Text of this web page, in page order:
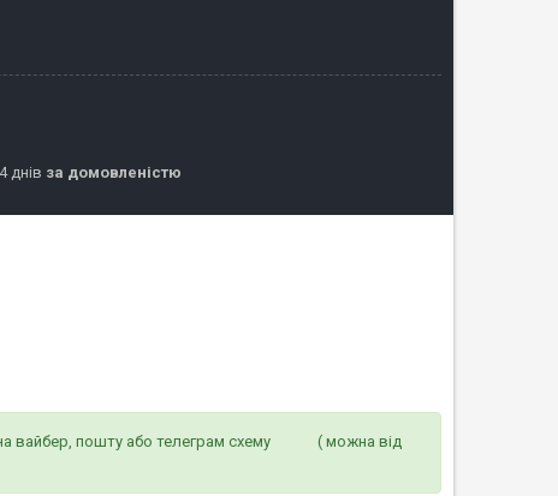
днів за домовленістю
на вайбер, пошту або телеграм схему ( можна від